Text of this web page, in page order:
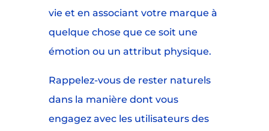
vie et en associant votre marque à
quelque chose que ce soit une
émotion ou un attribut physique.
Rappelez-vous de rester naturels
dans la manière dont vous
engagez avec les utilisateurs des